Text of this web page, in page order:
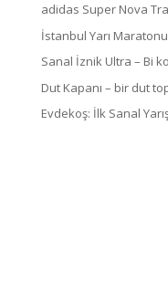
adidas Super Nova
İstanbul Yarı
Sanal İznik Ultra – Bi
Dut Kapanı – bir dut
Evdekoş: İlk Sanal